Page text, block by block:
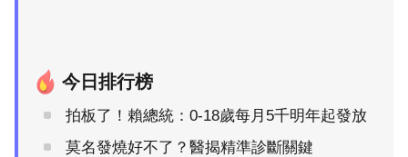
今日排行榜
拍板了！賴總統：0-18歲每月5千明年起發放
莫名發燒好不了？醫揭精準診斷關鍵